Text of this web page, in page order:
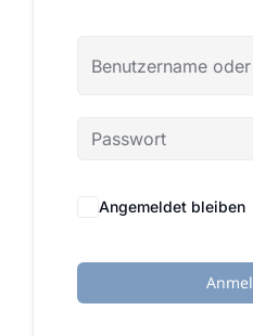
Angemeldet bleiben